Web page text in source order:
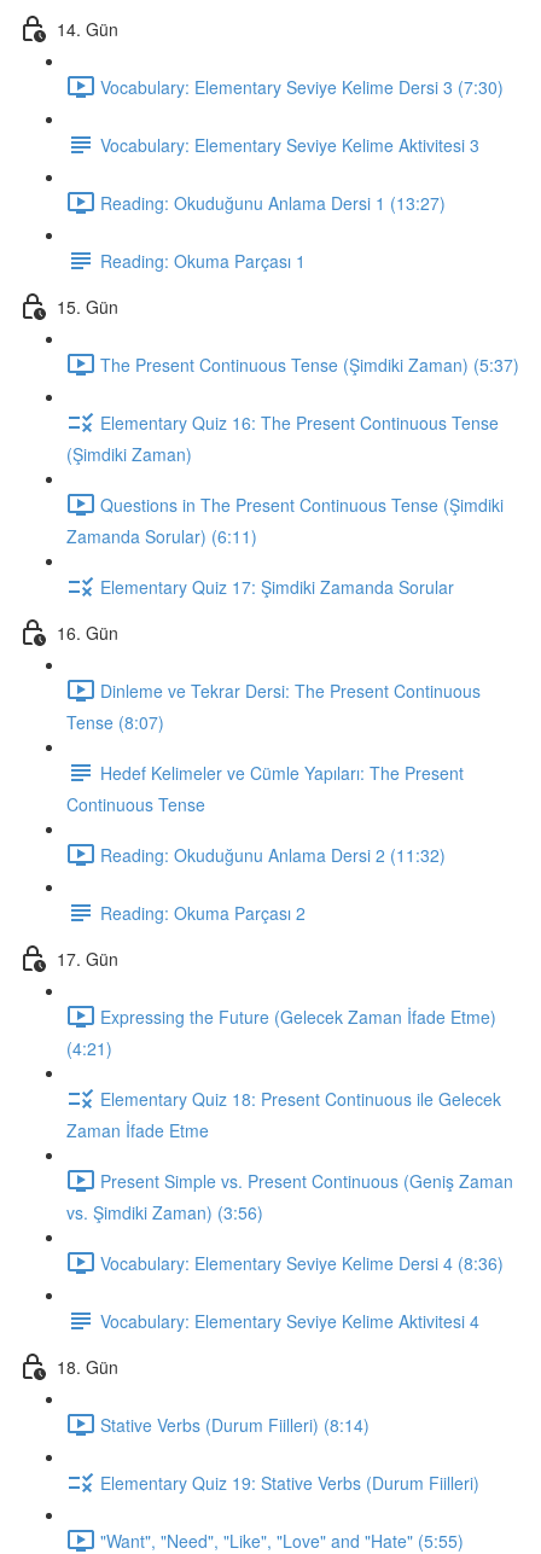
14. Gün
Vocabulary: Elementary Seviye Kelime Dersi 3 (7:30)
Vocabulary: Elementary Seviye Kelime Aktivitesi 3
Reading: Okuduğunu Anlama Dersi 1 (13:27)
Reading: Okuma Parçası 1
15. Gün
The Present Continuous Tense (Şimdiki Zaman) (5:37)
Elementary Quiz 16: The Present Continuous Tense
(Şimdiki Zaman)
Questions in The Present Continuous Tense (Şimdiki
Zamanda Sorular) (6:11)
Elementary Quiz 17: Şimdiki Zamanda Sorular
16. Gün
Dinleme ve Tekrar Dersi: The Present Continuous
Tense (8:07)
Hedef Kelimeler ve Cümle Yapıları: The Present
Continuous Tense
Reading: Okuduğunu Anlama Dersi 2 (11:32)
Reading: Okuma Parçası 2
17. Gün
Expressing the Future (Gelecek Zaman İfade Etme)
(4:21)
Elementary Quiz 18: Present Continuous ile Gelecek
Zaman İfade Etme
Present Simple vs. Present Continuous (Geniş Zaman
vs. Şimdiki Zaman) (3:56)
Vocabulary: Elementary Seviye Kelime Dersi 4 (8:36)
Vocabulary: Elementary Seviye Kelime Aktivitesi 4
18. Gün
Stative Verbs (Durum Fiilleri) (8:14)
Elementary Quiz 19: Stative Verbs (Durum Fiilleri)
"Want", "Need", "Like", "Love" and "Hate" (5:55)